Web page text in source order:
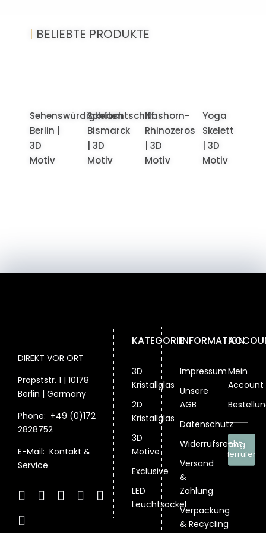
| BELIEBTE PRODUKTE
Sehenswürdigkeiten
Berlin |
3D
Motiv
Schlachtschiff
Bismarck
| 3D
Motiv
Nashorn-
Rhinozeros
| 3D
Motiv
Yoga
Skelett
| 3D
Motiv
DIREKT VOR ORT
Propststr. 1 | 10178
Berlin | Germany
Phone: +49 (0)172
2828752
E-Mail: Kontakt &
Service
KATEGORIE
3D
Kristallglas
2D
Kristallglas
3D
Motive
Exclusive
LED
Leuchtsockel
INFORMATION
Impressum
Unsere
AGB
Datenschutz
Widerrufsrecht
Versand
&
Zahlung
Verpackung
& Recycling
Mein
Account
Vertrag
widerrufen